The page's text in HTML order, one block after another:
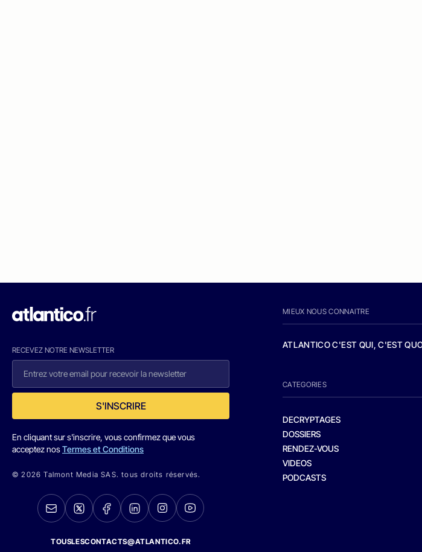
RECEVEZ NOTRE NEWSLETTER
S'INSCRIRE
En cliquant sur s'inscrire, vous confirmez que vous
acceptez nosTermes et Conditions
© 2026 Talmont Media SAS. tous droits réservés.
TOUSLESCONTACTS@ATLANTICO.FR
MIEUX NOUS CONNAITRE
ATLANTICO C'EST QUI, C'EST
CATEGORIES
DECRYPTAGES
DOSSIERS
RENDEZ-VOUS
VIDEOS
PODCASTS